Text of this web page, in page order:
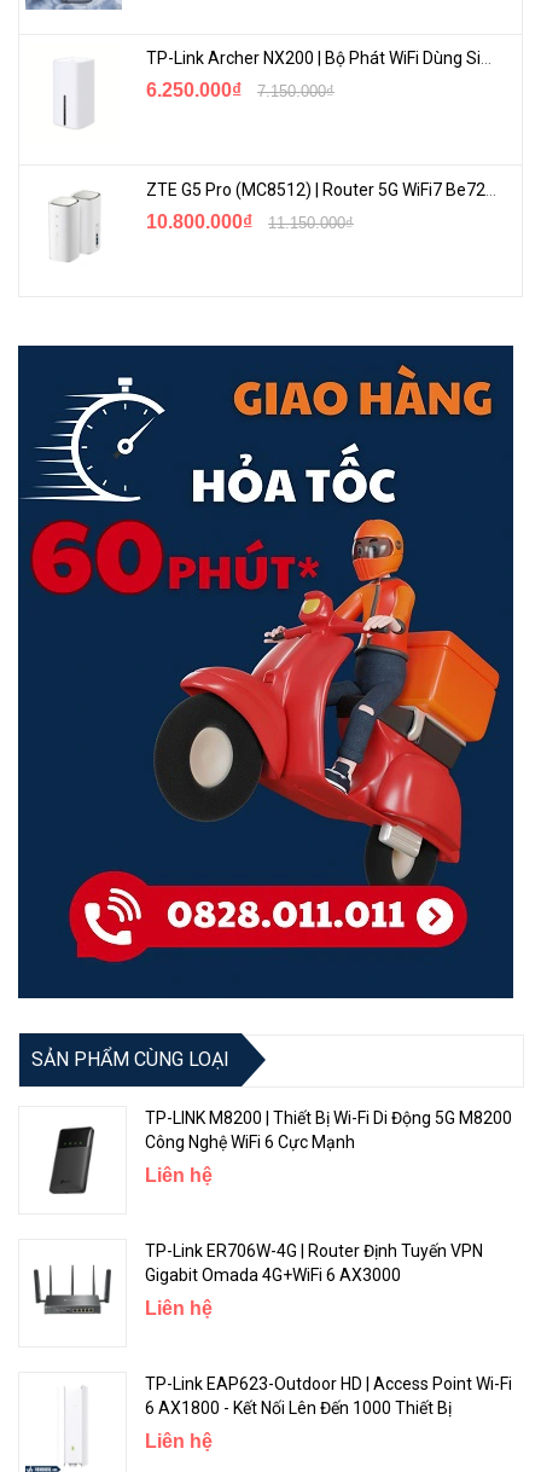
Kết nối thông minh:Beamforming, FEM độc lập và bốn ăng-ten
kết hợp để cung cấp khả năng thu tập trung đến các thiết bị ở xa.
Cài đặt dễ dàng:
Thiết lập bộ định tuyến của bạn trong vài phút với
ứng dụng Tether TP-Link mạnh mẽ.
Tương thích ngược:
Hỗ trợ tất cả các chuẩn 802.11 trước đây và
tất cả các thiết bị Wi-Fi.
<Hotline: (028)7300.2021 - VoHoang.vn>
Bảo hành
>>> Xem thêm vềrouter Wifi 6
>>> Tìm hiểu ngay nơi muabộ phát wifi Tplink
6.250.000₫ 7.150.000₫
10.800.000₫ 11.150.000₫
SẢN PHẨM CÙNG LOẠI
TP-LINK M8200 | Thiết Bị Wi-Fi Di Động 5G M8200
Công Nghệ WiFi 6 Cực Mạnh
Liên hệ
TP-Link ER706W-4G | Router Định Tuyến VPN
Gigabit Omada 4G+WiFi 6 AX3000
Liên hệ
TP-Link EAP623-Outdoor HD | Access Point Wi-Fi
6 AX1800 - Kết Nối Lên Đến 1000 Thiết Bị
Liên hệ